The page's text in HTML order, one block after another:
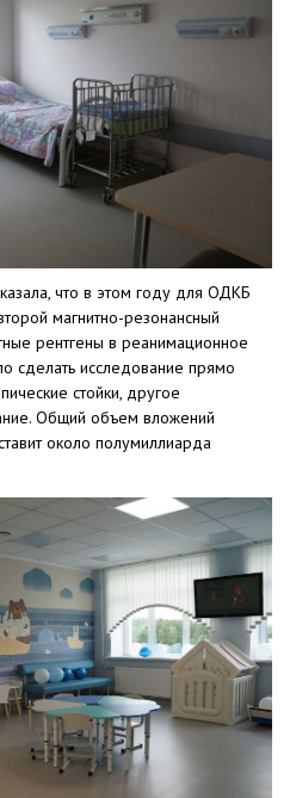
что в этом году для ОДКБ
магнитно-резонансный
рентгены в реанимационное
сделать исследование прямо
стойки, другое
Общий объем вложений
около полумиллиарда